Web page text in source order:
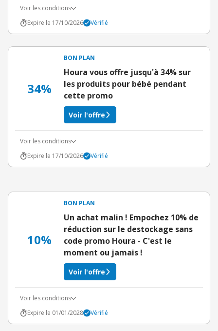
Voir les conditions
Expire le 17/10/2026
Vérifié
34%
BON PLAN
Houra vous offre jusqu'à 34% sur
les produits pour bébé pendant
cette promo
Voir l'offre
Voir les conditions
Expire le 17/10/2026
Vérifié
10%
BON PLAN
Un achat malin ! Empochez 10% de
réduction sur le destockage sans
code promo Houra - C'est le
moment ou jamais !
Voir l'offre
Voir les conditions
Expire le 01/01/2028
Vérifié